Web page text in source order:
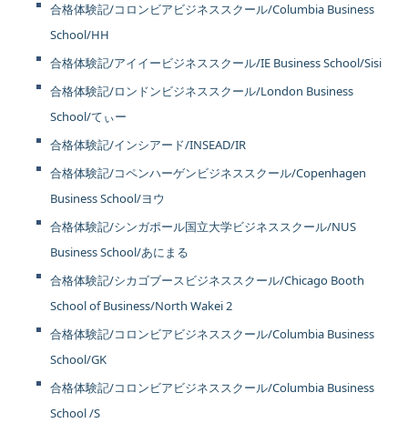
合格体験記/コロンビアビジネススクール/Columbia Business
School/HH
合格体験記/アイイービジネススクール/IE Business School/Sisi
合格体験記/ロンドンビジネススクール/London Business
School/てぃー
合格体験記/インシアード/INSEAD/IR
合格体験記/コペンハーゲンビジネススクール/Copenhagen
Business School/ヨウ
合格体験記/シンガポール国立大学ビジネススクール/NUS
Business School/あにまる
合格体験記/シカゴブースビジネススクール/Chicago Booth
School of Business/North Wakei 2
合格体験記/コロンビアビジネススクール/Columbia Business
School/GK
合格体験記/コロンビアビジネススクール/Columbia Business
School /S